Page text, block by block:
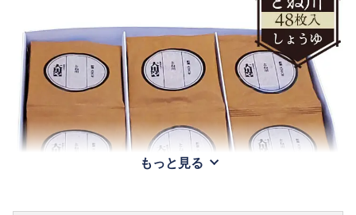
もっと見る